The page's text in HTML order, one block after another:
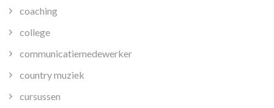
coaching
college
communicatiemedewerker
country muziek
cursussen